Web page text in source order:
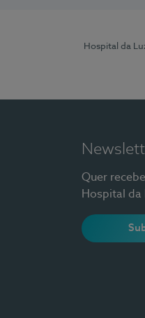
Hospital da
Quer
Hospital da